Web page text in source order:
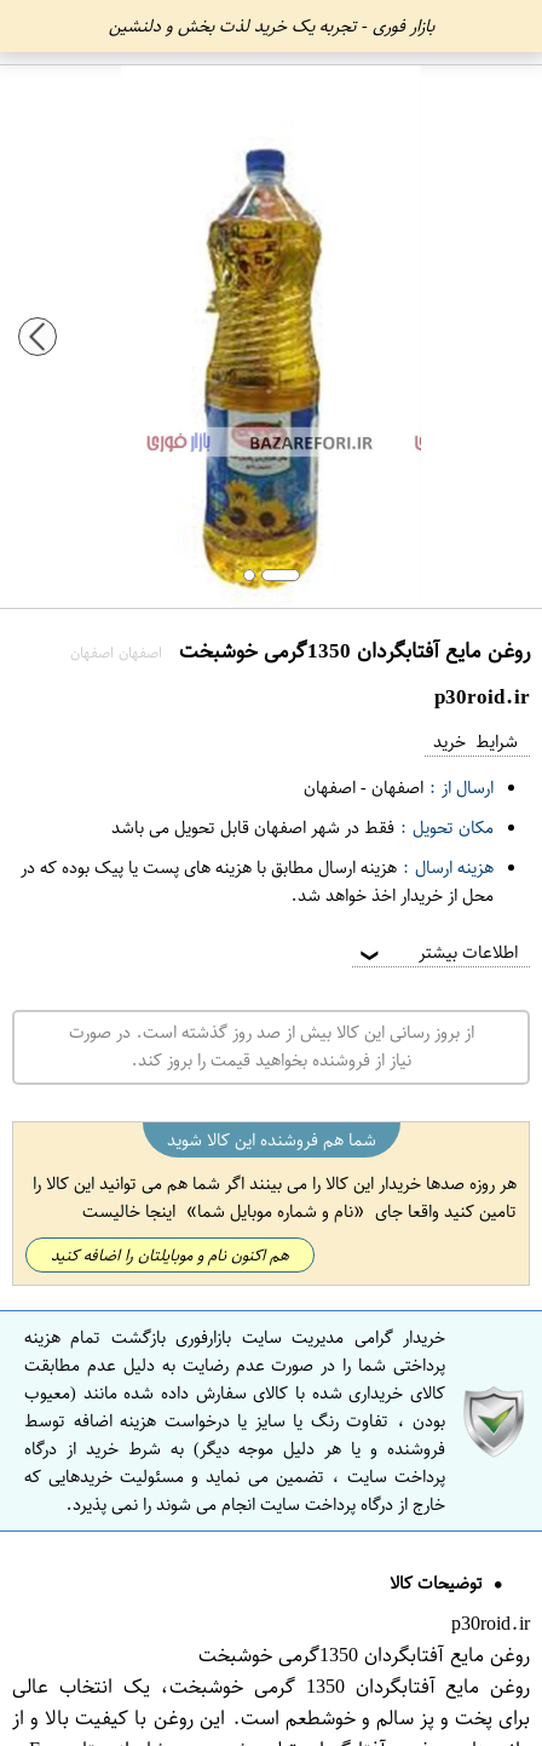
بازار فوری - تجربه یک خرید لذت بخش و دلنشین
روغن مايع آفتابگردان 1350گرمی خوشبخت اصفهان اصفهان
p30roid.ir
شرایط خرید
ارسال از : اصفهان-اصفهان
مکان تحویل : فقط در شهر اصفهان قابل تحویل می باشد
هزینه ارسال : هزینه ارسال مطابق با هزینه های پست یا پیک بوده که در
محل از خریدار اخذ خواهد شد.
اطلاعات بیشتر ❯
از بروز رسانی این کالا بیش از صد روز گذشته است. در صورت
نیاز از فروشنده بخواهید قیمت را بروز کند.
شما هم فروشنده این کالا شوید
هر روزه صدها خریدار این کالا را می بینند اگر شما هم می توانید این کالا را
تامین کنید واقعا جای
نام و شماره موبایل شما اینجا خالیست
هم اکنون نام و موبایلتان را اضافه کنید
خریدار گرامی مدیریت سایت بازارفوری بازگشت تمام هزینه
پرداختی شما را در صورت عدم رضایت به دلیل عدم مطابقت
کالای خریداری شده با کالای سفارش داده شده مانند (معیوب
بودن ، تفاوت رنگ یا سایز یا درخواست هزینه اضافه توسط
فروشنده و یا هر دلیل موجه دیگر) به شرط خرید از درگاه
پرداخت سایت ، تضمین می نماید و مسئولیت خریدهایی که
خارج از درگاه پرداخت سایت انجام می شوند را نمی پذیرد.
توضیحات کالا
p30roid.ir
روغن مایع آفتابگردان 1350گرمی خوشبخت
روغن مایع آفتابگردان 1350 گرمی خوشبخت، یک انتخاب عالی
برای پخت و پز سالم و خوشطعم است. این روغن با کیفیت بالا و از